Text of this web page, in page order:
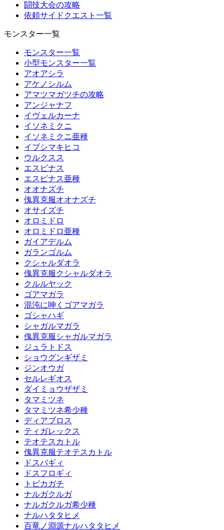
闘技大会の攻略
依頼サイドクエスト一覧
モンスター一覧
モンスター一覧
小型モンスター一覧
アオアシラ
アケノシルム
アマツマガツチの攻略
アンジャナフ
イヴェルカーナ
イソネミクニ
イソネミクニ亜種
イブシマキヒコ
ウルクスス
エスピナス
エスピナス亜種
オオナズチ
傀異克服オオナズチ
オサイズチ
オロミドロ
オロミドロ亜種
ガイアデルム
ガランゴルム
クシャルダオラ
傀異克服クシャルダオラ
クルルヤック
ゴアマガラ
混沌に呻くゴアマガラ
ゴシャハギ
シャガルマガラ
傀異克服シャガルマガラ
ジュラトドス
ショウグンギザミ
ジンオウガ
セルレギオス
ダイミョウザザミ
タマミツネ
タマミツネ希少種
ディアブロス
ティガレックス
テオテスカトル
傀異克服テオテスカトル
ドスバギィ
ドスフロギィ
トビカガチ
ナルガクルガ
ナルガクルガ希少種
ナルハタタヒメ
百竜ノ淵源ナルハタタヒメ